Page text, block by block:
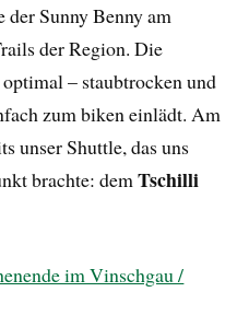
Sunny Benny am
der Region. Die
– staubtrocken und
zum biken einlädt. Am
unser Shuttle, das uns
brachte: demTschilli